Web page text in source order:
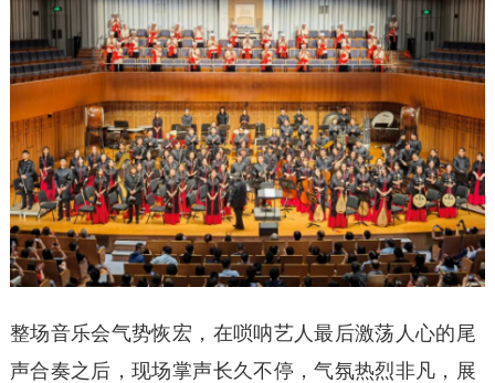
整场音乐会气势恢宏，在唢呐艺人最后激荡人心的尾
声合奏之后，现场掌声长久不停，气氛热烈非凡，展